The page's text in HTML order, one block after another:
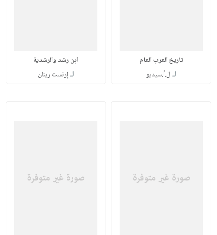
تاريخ العرب العام
لـ ل.أ.سيديو
ابن رشد والرشدية
لـإرنست رينان